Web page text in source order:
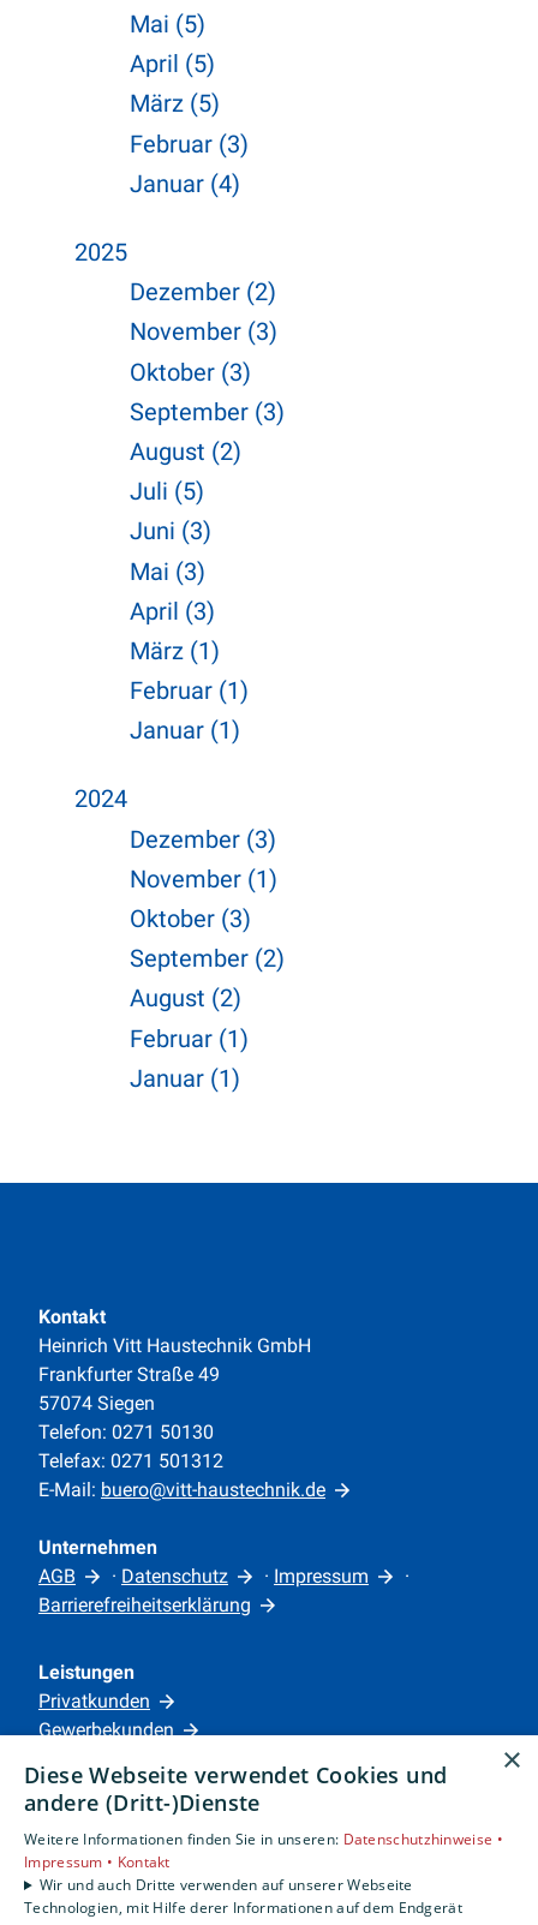
Mai (5)
April (5)
März (5)
Februar (3)
Januar (4)
2025
Dezember (2)
November (3)
Oktober (3)
September (3)
August (2)
Juli (5)
Juni (3)
Mai (3)
April (3)
März (1)
Februar (1)
Januar (1)
2024
Dezember (3)
November (1)
Oktober (3)
September (2)
August (2)
Februar (1)
Januar (1)
Kontakt
Heinrich Vitt Haustechnik GmbH
Frankfurter Straße 49
57074 Siegen
Telefon: 0271 50130
Telefax: 0271 501312
E-Mail: buero@vitt-haustechnik.de
Unternehmen
AGB
· Datenschutz · Impressum
·
Barrierefreiheitserklärung
Leistungen
Privatkunden
Gewerbekunden
Unternehmen
Standorte
Siegen
×
Diese Webseite verwendet Cookies und
andere (Dritt-)Dienste
Weitere Informationen finden Sie in unseren: Datenschutzhinweise •
Impressum • Kontakt
Wir und auch Dritte verwenden auf unserer Webseite
Technologien, mit Hilfe derer Informationen auf dem Endgerät